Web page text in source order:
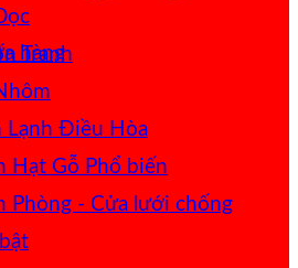
hàng
Tranh
Lạnh Điều Hòa
Hạt Gỗ
Phòng - Cửa lưới chống